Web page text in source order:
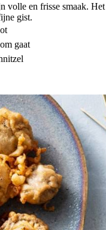
volle en frisse smaak.
gist.
gaat